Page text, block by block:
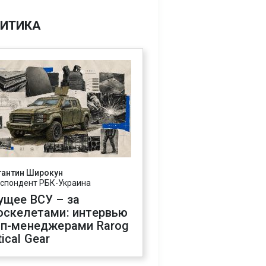
Широкун
РБК-Украина
ВСУ – за
интервью
менеджерами Rarog
Gear